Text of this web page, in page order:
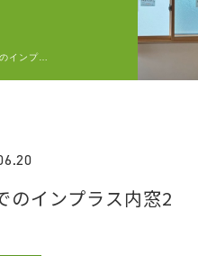
インプ…
のインプラス内窓2